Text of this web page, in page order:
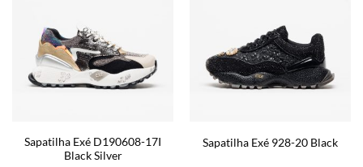
Sapatilha Exé D190608-17I
Black Silver
Sapatilha Exé 928-20 Black